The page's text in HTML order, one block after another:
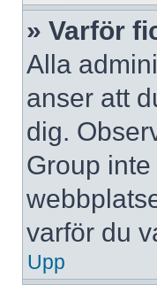
» Varför
Alla
anser att
dig.
Group
varför du
Upp